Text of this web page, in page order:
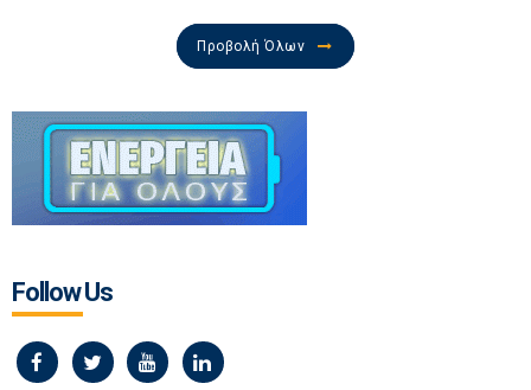
Προβολή Όλων
Follow Us